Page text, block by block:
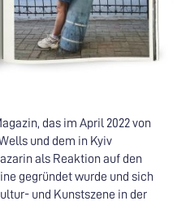
das im April 2022 von
und dem in Kyiv
als Reaktion auf den
gegründet wurde und sich
und Kunstszene in der